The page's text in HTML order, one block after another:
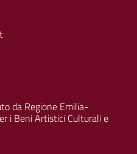
da Regione Emilia-
i Beni Artistici Culturali e